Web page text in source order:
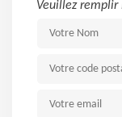
Veuillez remplir